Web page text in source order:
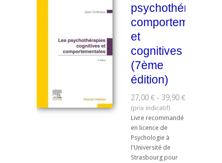
psychothérapies
et
cognitives
(7ème
édition)
27,00 € - 39,90 €
Livre recommandé
en licence de
Psychologie à
l'Université de
Strasbourg pour